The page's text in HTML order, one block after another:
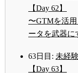
【Day 62】
〜GTMを活
ータを武器に
63日目: 未経
【Day 63】